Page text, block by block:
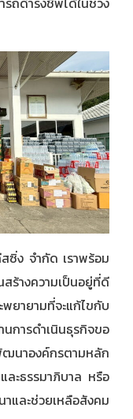
ง จำกัด เราพร้อม
ร้างความเป็นอยู่ที่ดี
ยายามที่จะแก้ไขกับ
การดำเนินธุรกิจขอ
นาองค์กรตามหลัก
ะธรรมาภิบาล หรือ
และช่วยเหลือสังคม